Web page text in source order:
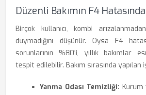
Düzenli Bakımın F4
Birçok kullanıcı, kombi
duymadığını düşünür. Oysa F4
sorunlarının %80'i, yıllık bakımlar
tespit edilebilir. Bakım sırasında yapılan
Yanma Odası Temizliği: